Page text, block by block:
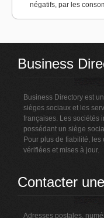
négatifs, par les
Business
Business Directory est
sièges sociaux et les
françaises. Les sociétés
possédant un siège
Pour plus de fiabilité,
vérifiées et mises à jour.
Contacter
Adresses postales,